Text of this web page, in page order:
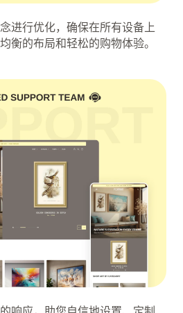
进行优化，确保在所有设备上
衡的布局和轻松的购物体验。